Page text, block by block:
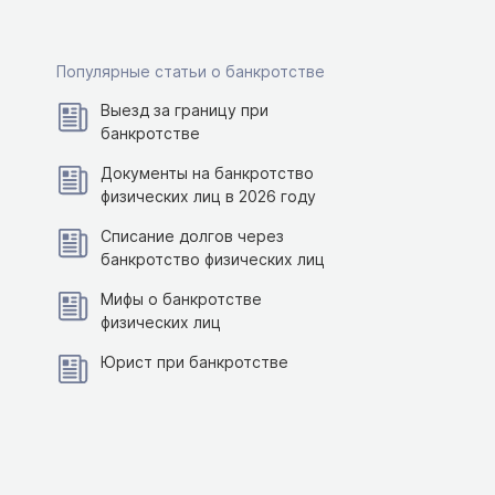
Популярные статьи о банкротстве
Выезд за границу при
банкротстве
Документы на банкротство
физических лиц в 2026 году
Списание долгов через
банкротство физических лиц
Мифы о банкротстве
физических лиц
Юрист при банкротстве